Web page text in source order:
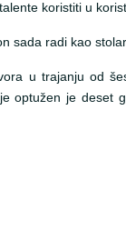
koristiti u
sada radi kao
u trajanju od
optužen je deset